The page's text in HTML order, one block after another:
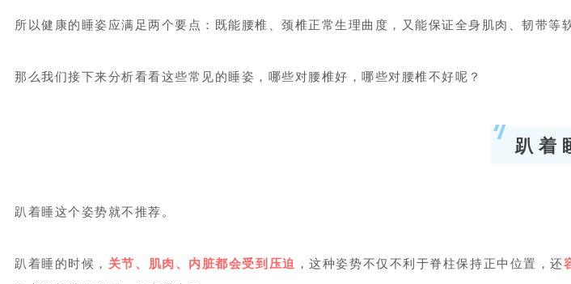
所以健康的睡姿应满足两个要点：既能腰椎、颈椎正常生理曲度，又能保证全身肌肉、韧带等
那么我们接下来分析看看这些常见的睡姿，哪些对腰椎好，哪些对腰椎不好呢？
趴 着
趴着睡这个姿势就不推荐。
趴着睡的时候， 关节、肌肉、内脏都会受到压迫 ，这种姿势不仅不利于脊柱保持正中位置，还